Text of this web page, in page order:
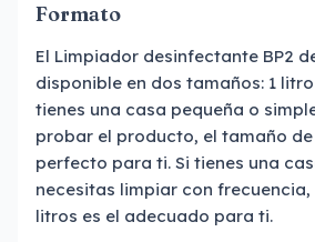
Formato
El Limpiador desinfectante BP2
disponible en dos tamaños: 1
tienes una casa pequeña o
probar el producto, el tamaño de
perfecto para ti. Si tienes una
necesitas limpiar con
litros es el adecuado para ti.